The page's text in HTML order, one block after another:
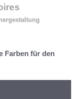
Farben für den